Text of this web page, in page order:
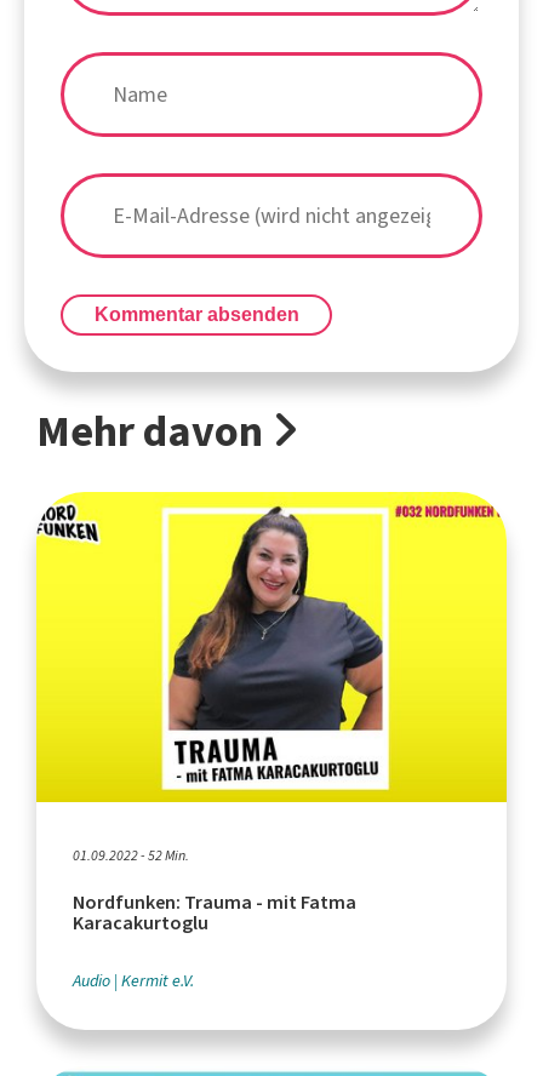
Kommentar absenden
Mehr davon
01.09.2022 - 52 Min.
Nordfunken: Trauma - mit Fatma
Karacakurtoglu
Audio Kermit e.V.